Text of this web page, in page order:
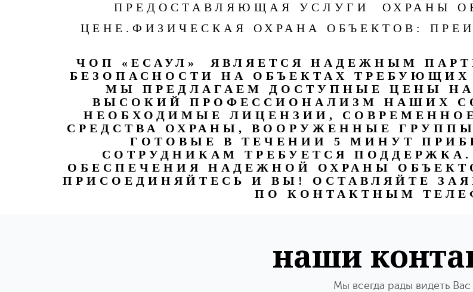
ПРЕДОСТАВЛЯЮЩАЯ УСЛУГИ ОХРАНЫ
ЦЕНЕ. ФИЗИЧЕСКАЯ ОХРАНА ОБЪЕКТОВ:
ЧОП «ЕСАУЛ» ЯВЛЯЕТСЯ НАДЕЖНЫМ
БЕЗОПАСНОСТИ НА ОБЪЕКТАХ
МЫ ПРЕДЛАГАЕМ ДОСТУПНЫЕ ЦЕНЫ НА
ВЫСОКИЙ ПРОФЕССИОНАЛИЗМ НАШИХ
НЕОБХОДИМЫЕ ЛИЦЕНЗИИ,
СРЕДСТВА ОХРАНЫ, ВООРУЖЕННЫЕ
ГОТОВЫЕ В ТЕЧЕНИИ 5 МИНУТ
СОТРУДНИКАМ ТРЕБУЕТСЯ
ОБЕСПЕЧЕНИЯ НАДЕЖНОЙ ОХРАНЫ
ПРИСОЕДИНЯЙТЕСЬ И ВЫ! ОСТАВЛЯЙТЕ
ПО КОНТАКТНЫМ
наши
Мы всегда рады видеть Вас